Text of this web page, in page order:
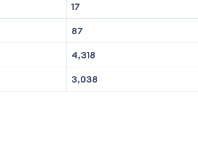
17
87
4,318
3,038